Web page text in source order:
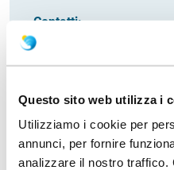
Questo sito web utilizza i
Utilizziamo i cookie per
annunci, per fornire
analizzare il nostro traffico.
Contatti:
Tony